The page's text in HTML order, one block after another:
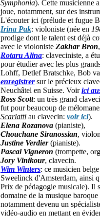
Symphonia). Cette musicienne
joue, notamment, sur des
L'écouter ici (prélude et fugue
Irina Pak: violoniste (née en
prodige dont le talent est déjà
avec le violoniste Zakhar Bron
Rotaru Alina: claveciniste, a
pour étudier avec les plus
Lohff, Detlef Bratschke, Bob
enregistrersur le précieux
Neuchâtel en Suisse. Voirici
Ross Scott: un très grand
fut pour beaucoup de
Scarlatti au clavecin: voir ici).
Elena Rozanova (pianiste),
Chouchane Siranossian,
Justine Verdier(pianiste).
Pascal Vigneron (trompette,
Jory Vinikour, clavecin.
Wim Winters: ce musicien
Sweelinck d'Amsterdam, ainsi
Prix de pédagogie musicale). Il
domaine de la musique
notamment devenu un
vidéo-audio en mettant en